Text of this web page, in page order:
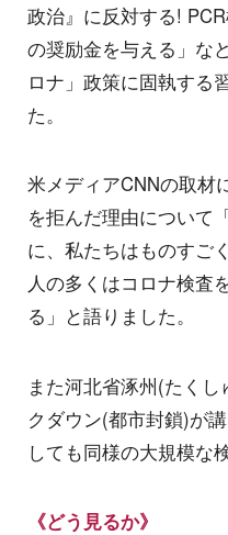
政治』に反対する!
の奨励金を与える」な
ロナ」政策に固執する
た。
米メディアCNNの取材
を拒んだ理由について
に、私たちはものすご
人の多くはコロナ検査
る」と語りました。
また河北省涿州(たく
クダウン(都市封鎖)が
しても同様の大規模な
《どう見るか》